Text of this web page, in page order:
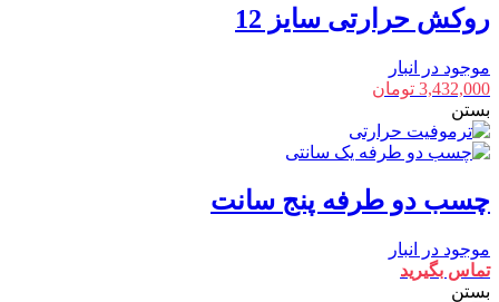
روکش حرارتی سایز 12
موجود در انبار
3,432,000 تومان
بستن
چسب دو طرفه پنج سانت
موجود در انبار
تماس بگیرید
بستن